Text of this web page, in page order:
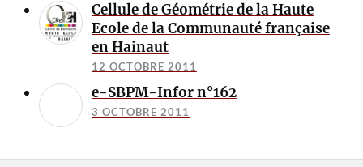
Cellule de Géométrie de la Haute
Ecole de la Communauté française
en Hainaut
12 OCTOBRE 2011
e-SBPM-Infor n°162
3 OCTOBRE 2011